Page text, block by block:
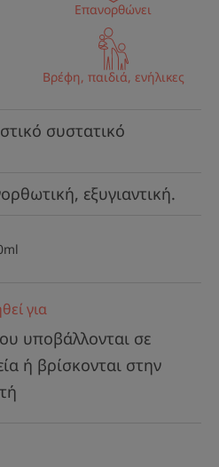
Επανορθώνει
Βρέφη, παιδιά, ενήλικες
συστατικό
εξυγιαντική.
για
υποβάλλονται σε
ή βρίσκονται στην